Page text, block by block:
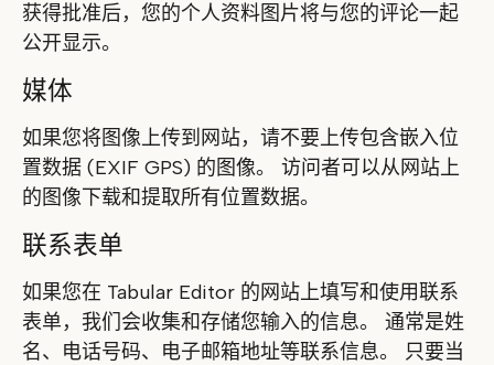
获得批准后，您的个人资料图片将与您的评论一起
公开显示。
媒体
如果您将图像上传到网站，请不要上传包含嵌入位
置数据 (EXIF GPS) 的图像。 访问者可以从网站上
的图像下载和提取所有位置数据。
联系表单
如果您在 Tabular Editor 的网站上填写和使用联系
表单，我们会收集和存储您输入的信息。 通常是姓
名、电话号码、电子邮箱地址等联系信息。 只要当